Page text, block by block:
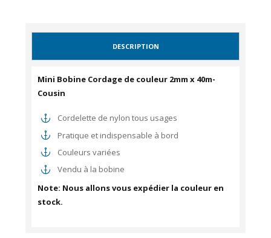
DESCRIPTION
Mini Bobine Cordage de couleur 2mm x 40m-
Cousin
Cordelette de nylon tous usages
Pratique et indispensable à bord
Couleurs variées
Vendu à la bobine
Note: Nous allons vous expédier la couleur en
stock.